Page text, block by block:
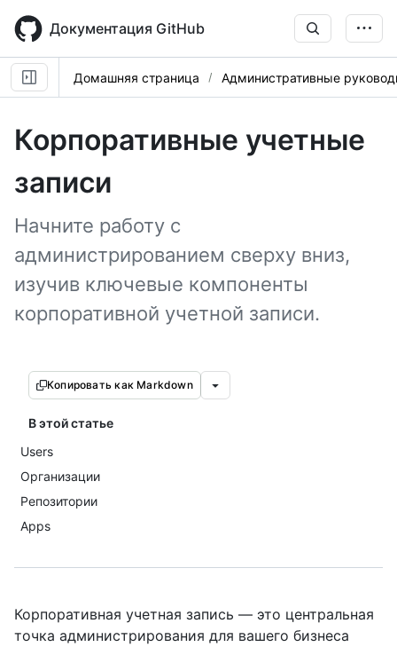
main
content
Документация GitHub
Домашняя страница Административные
Корпоративные учетные
записи
Начните работу с
администрированием сверху вниз,
изучив ключевые компоненты
корпоративной учетной записи.
Копировать как Markdown
В этой статье
Users
Организации
Репозитории
Apps
Корпоративная учетная запись — это центральная
точка администрирования для вашего бизнеса